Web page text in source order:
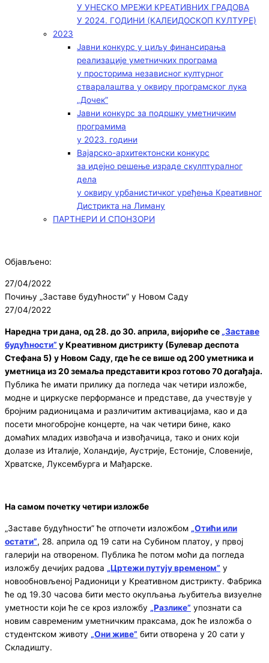
У УНЕСКО МРЕЖИ КРЕАТИВНИХ ГРАДОВА
У 2024. ГОДИНИ (КАЛЕИДОСКОП КУЛТУРЕ)
2023
Јавни конкурс у циљу финансирања
реализације уметничких програма
у просторима независног културног
стваралаштва у оквиру програмског лука
„Дочек”
Јавни конкурс за подршку уметничким
програмима
у 2023. години
Вајарско-архитектонски конкурс
за идејно решење израде скулптуралног
дела
у оквиру урбанистичког уређења Креативног
Дистрикта на Лиману
ПАРТНЕРИ И СПОНЗОРИ
Објављено:
27/04/2022
Почињу „Заставе будућности” у Новом Саду
27/04/2022
Наредна три дана, од 28. до 30. априла, вијориће се „Заставе
будућности” у Креативном дистрикту (Булевар деспота
Стефана 5) у Новом Саду, где ће се више од 200 уметника и
уметница из 20 земаља представити кроз готово 70 догађаја.
Публика ће имати прилику да погледа чак четири изложбе,
модне и циркуске перформансе и представе, да учествује у
бројним радионицама и различитим активацијама, као и да
посети многобројне концерте, на чак четири бине, како
домаћих младих извођача и извођачица, тако и оних који
долазе из Италије, Холандије, Аустрије, Естоније, Словеније,
Хрватске, Луксембурга и Мађарске.
На самом почетку четири изложбе
„Заставе будућности” ће отпочети изложбом „Отићи или
остати”, 28. априла од 19 сати на Субином платоу, у првој
галерији на отвореном. Публика ће потом моћи да погледа
изложбу дечијих радова „Цртежи путују временом” у
новообновљеној Радионици у Креативном дистрикту. Фабрика
ће од 19.30 часова бити место окупљања љубитеља визуелне
уметности који ће се кроз изложбу „Разлике” упознати са
новим савременим уметничким праксама, док ће изложба о
студентском животу „Они живе” бити отворена у 20 сати у
Складишту.